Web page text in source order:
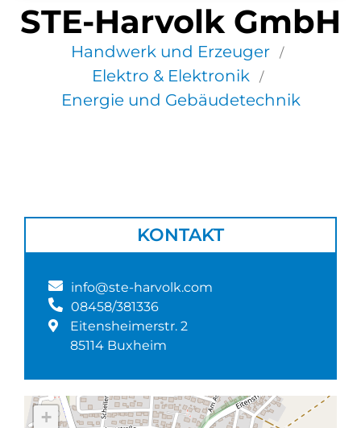
STE-Harvolk GmbH
Handwerk und Erzeuger /
Elektro & Elektronik /
Energie und Gebäudetechnik
KONTAKT
info@ste-harvolk.com
08458/381336
Eitensheimerstr. 2
85114 Buxheim
+